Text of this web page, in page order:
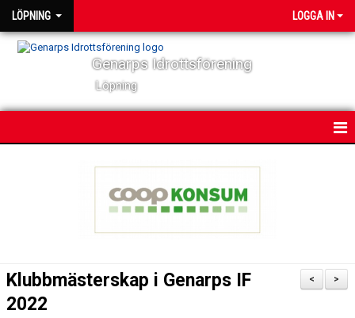
LÖPNING LOGGA IN
Genarps Idrottsförening
Löpning
VÅRA LÖPARE
>
<
Klubbmästerskap i Genarps IF
2022